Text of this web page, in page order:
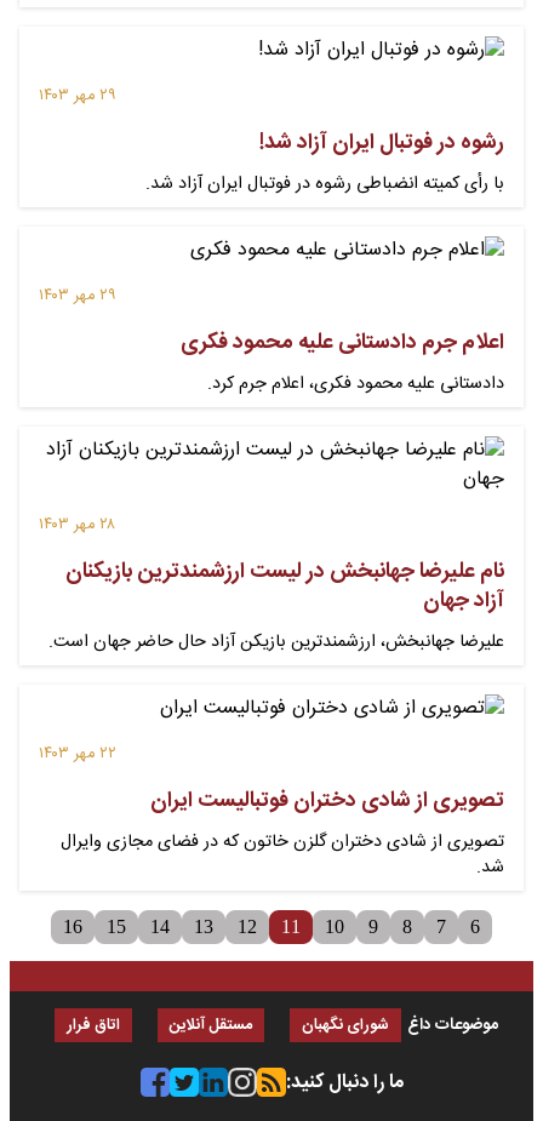
۲۹ مهر ۱۴۰۳
رشوه در فوتبال ایران آزاد شد!
با رأی کمیته انضباطی رشوه در فوتبال ایران آزاد شد.
۲۹ مهر ۱۴۰۳
اعلام جرم دادستانی علیه محمود فکری
دادستانی علیه محمود فکری، اعلام جرم کرد.
۲۸ مهر ۱۴۰۳
نام علیرضا جهانبخش در لیست ارزشمندترین بازیکنان
آزاد جهان
علیرضا جهانبخش، ارزشمندترین بازیکن آزاد حال حاضر جهان است.
۲۲ مهر ۱۴۰۳
تصویری از شادی دختران فوتبالیست ایران
تصویری از شادی دختران گلزن خاتون که در فضای مجازی وایرال
شد.
6
7
8
9
10
11
12
13
14
15
16
موضوعات داغ شورای نگهبان مستقل آنلاین اتاق فرار
ما را دنبال کنید: